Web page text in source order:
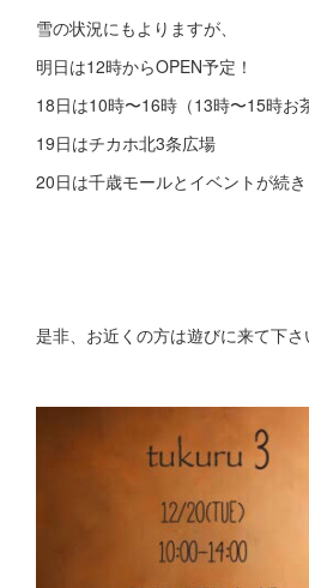
雪の状況にもよりますが、
明日は12時からOPEN予定！
18日は10時〜16時（13時〜15時お
19日はチカホ北3条広場
20日は千歳モールとイベントが続き
是非、お近くの方は遊びに来て下